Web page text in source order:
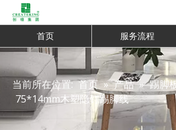
首页 服务流程
当前所在位置: 首页 » 产品 » 踢脚
75*14mm木塑隐钉踢脚线